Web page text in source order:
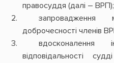
правосуддя (далі – ВРП);
запровадження
доброчесності членів
вдосконалення
відповідальності